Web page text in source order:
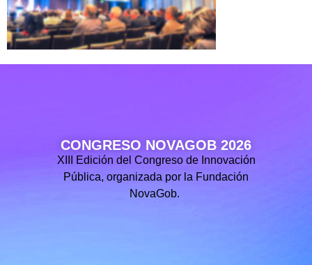
CONGRESO NOVAGOB 2026
XIII Edición del Congreso de Innovación
Pública, organizada por la Fundación
NovaGob.